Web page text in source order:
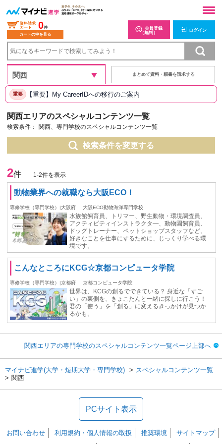
資料請求
カート
0件
カートの中を見る
会員登録
（無料）
ログイン
まとめて資料・願書を請求する
重要 【重要】My CareerIDへの移行のご案内
関西エリアのスペシャルコンテンツ一覧
検索条件： 関西、専門学校のスペシャルコンテンツ一覧
検索条件を変更する
2件 1-2件を表示
動物業界への就職なら大阪ECO！
専修学校（専門学校）|大阪府 大阪ECO動物海洋専門学校
水族館飼育員、トリマー、野生動物・環境調査員、
アクティビティインストラクタ―、動物園飼育員、
ドッグトレーナー、ペットショップスタッフなど、
好きなことを仕事にするために、じっくり学べる環
境です。
こんなところにKCG☆京都コンピュータ学院
専修学校（専門学校）|京都府 京都コンピュータ学院
世界は、KCGの創るでできている？ 身近な「すご
い」の裏側を、きょこたんと一緒に探しに行こう！
君の「使う」を「創る」に変えるきっかけが見つか
るかも。
関西エリアの専門学校のスペシャルコンテンツ一覧ページ上部へ
マイナビ進学(大学・短期大学・専門学校)
スペシャルコンテンツ一覧
関西
PCサイト表示
お問い合わせ 利用規約・個人情報の取扱 推奨環境 サイトマップ